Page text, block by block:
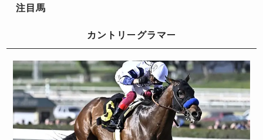
注目馬
カントリーグラマー